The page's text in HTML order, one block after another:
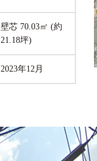
壁芯 70.03㎡ (約
21.18坪)
2023年12月